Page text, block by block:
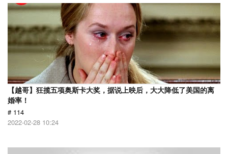
【越哥】狂揽五项奥斯卡大奖，据说上映后，大大降低了美国的离
婚率！
# 114
2022-02-28 10:24